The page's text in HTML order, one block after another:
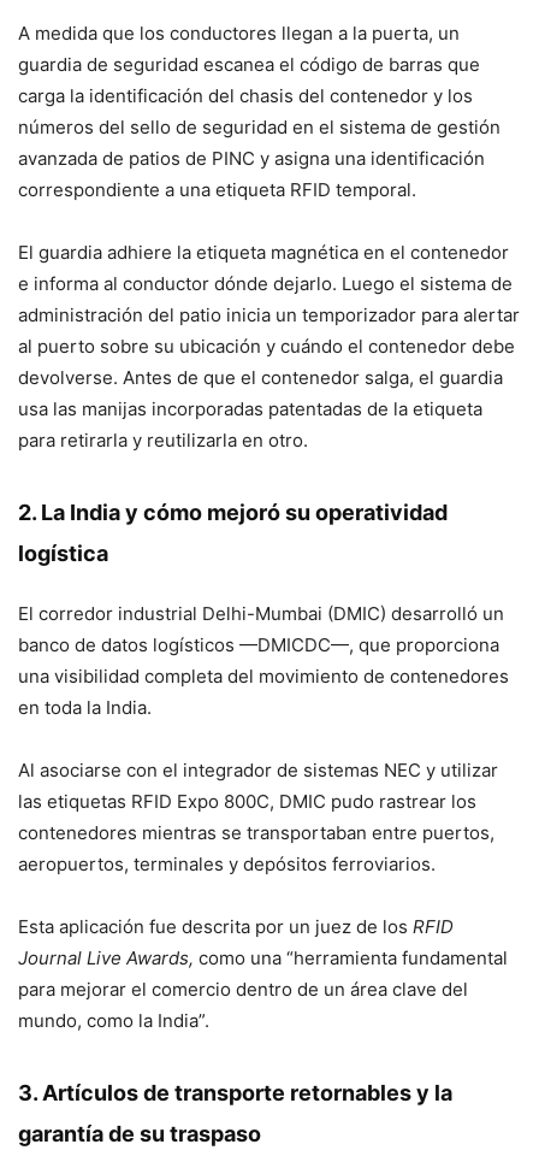
A medida que los conductores llegan a la puerta, un
guardia de seguridad escanea el código de barras que
carga la identificación del chasis del contenedor y los
números del sello de seguridad en el sistema de gestión
avanzada de patios de PINC y asigna una identificación
correspondiente a una etiqueta RFID temporal.
El guardia adhiere la etiqueta magnética en el contenedor
e informa al conductor dónde dejarlo. Luego el sistema de
administración del patio inicia un temporizador para alertar
al puerto sobre su ubicación y cuándo el contenedor debe
devolverse. Antes de que el contenedor salga, el guardia
usa las manijas incorporadas patentadas de la etiqueta
para retirarla y reutilizarla en otro.
2. La India y cómo mejoró su operatividad
logística
El corredor industrial Delhi-Mumbai (DMIC) desarrolló un
banco de datos logísticos —DMICDC—, que proporciona
una visibilidad completa del movimiento de contenedores
en toda la India.
Al asociarse con el integrador de sistemas NEC y utilizar
las etiquetas RFID Expo 800C, DMIC pudo rastrear los
contenedores mientras se transportaban entre puertos,
aeropuertos, terminales y depósitos ferroviarios.
Esta aplicación fue descrita por un juez de los RFID
Journal Live Awards, como una “herramienta fundamental
para mejorar el comercio dentro de un área clave del
mundo, como la India”.
3. Artículos de transporte retornables y la
garantía de su traspaso